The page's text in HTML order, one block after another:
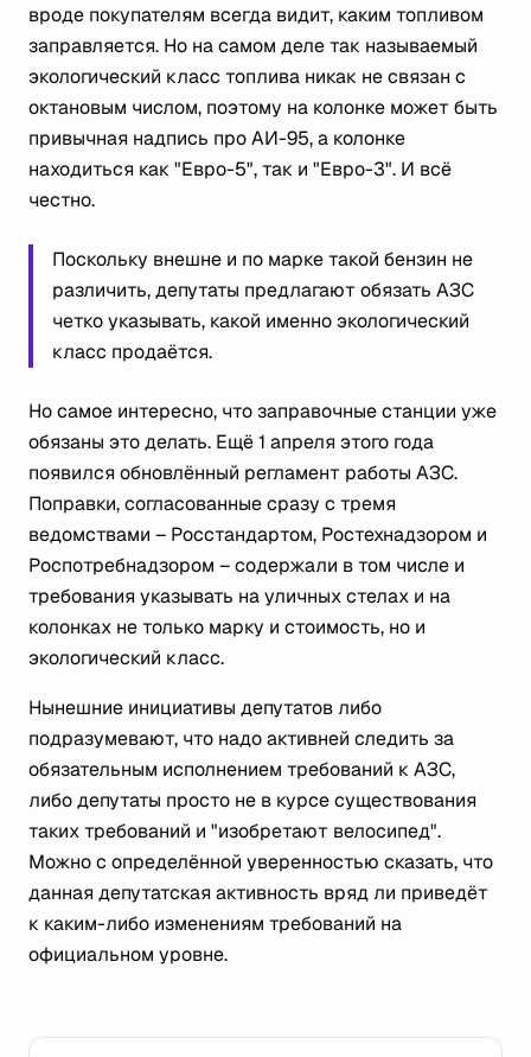
вроде покупателям всегда видит, каким топливом
заправляется. Но на самом деле так называемый
экологический класс топлива никак не связан с
октановым числом, поэтому на колонке может быть
привычная надпись про АИ-95, а колонке
находиться как "Евро-5", так и "Евро-3". И всё
честно.
Поскольку внешне и по марке такой бензин не
различить, депутаты предлагают обязать АЗС
четко указывать, какой именно экологический
класс продаётся.
Но самое интересно, что заправочные станции уже
обязаны это делать. Ещё 1 апреля этого года
появился обновлённый регламент работы АЗС.
Поправки, согласованные сразу с тремя
ведомствами – Росстандартом, Ростехнадзором и
Роспотребнадзором – содержали в том числе и
требования указывать на уличных стелах и на
колонках не только марку и стоимость, но и
экологический класс.
Нынешние инициативы депутатов либо
подразумевают, что надо активней следить за
обязательным исполнением требований к АЗС,
либо депутаты просто не в курсе существования
таких требований и "изобретают велосипед".
Можно с определённой уверенностью сказать, что
данная депутатская активность вряд ли приведёт
к каким-либо изменениям требований на
официальном уровне.